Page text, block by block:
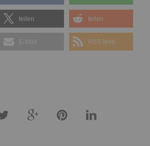
teilen teilen
E-Mail RSS-feed